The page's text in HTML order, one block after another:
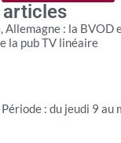
articles
Allemagne : la BVOD
la pub TV linéaire
: du jeudi 9